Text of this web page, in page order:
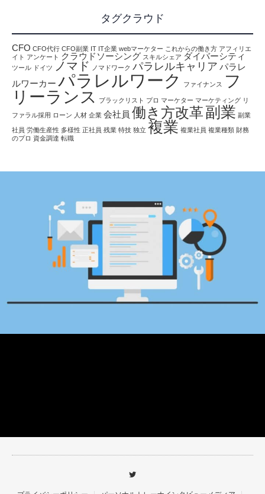
タグクラウド
CFO CFO代行 CFO副業 IT IT企業 webマーケター これからの働き方 アフィリエ
イト アンケート クラウドソーシング スキルシェア ダイバーシティ
ツール ドイツ ノマド ノマドワーク パラレルキャリア パラレ
ルワーカー パラレルワーク ファイナンス
フ
リーランス
ブラックリスト プロ マーケター マーケティング リ
ファラル採用 ローン 人材 企業 会社員 働き方改革副業 副業
社員 労働生産性 多様性 正社員 残業 特技 独立 複業 複業社員 複業種類 財務
のプロ 資金調達 転職